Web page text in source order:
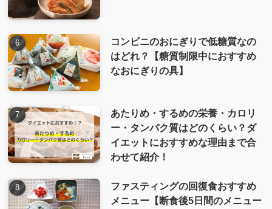
コンビニのおにぎりで低糖質なの
はどれ？【糖質制限中におすすめ
なおにぎりの具】
あたりめ・するめの栄養・カロリ
ー・タンパク質はどのくらい？ダ
イエットにおすすめな理由まで合
わせて紹介！
ファスティングの回復食おすすめ
メニュー【断食後5日間のメニュー